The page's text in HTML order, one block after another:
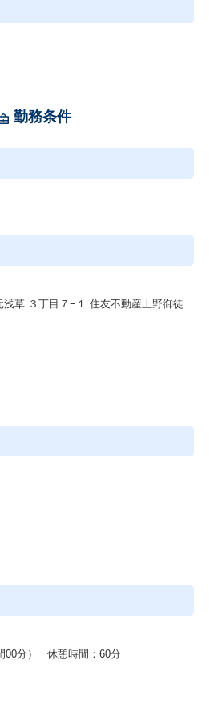
勤務条件
草 ３丁目７−１ 住友不動産上野御徒
00分） 休憩時間：60分